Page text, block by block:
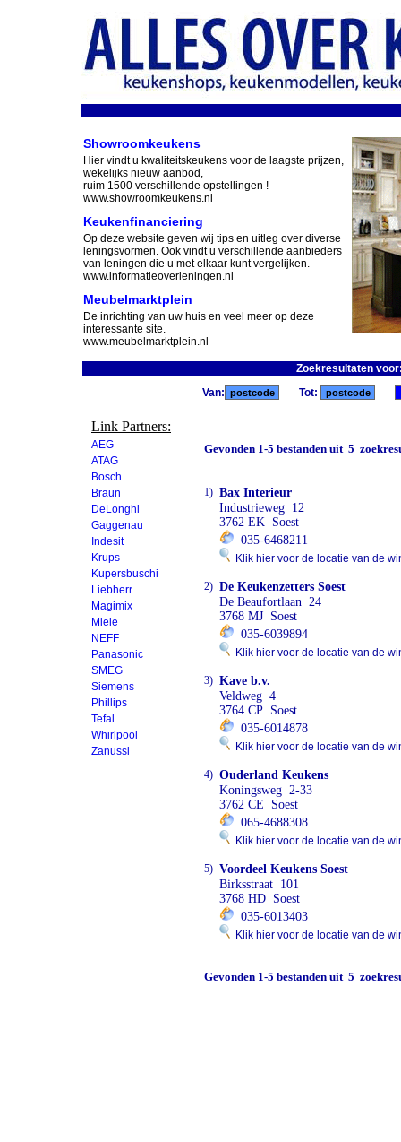
Showroomkeukens
Hier vindt u kwaliteitskeukens voor de laagste prijzen,
wekelijks nieuw aanbod,
ruim 1500 verschillende opstellingen !
www.showroomkeukens.nl
Keukenfinanciering
Op deze website geven wij tips en uitleg over diverse
leningsvormen. Ook vindt u verschillende aanbieders
van leningen die u met elkaar kunt vergelijken.
www.informatieoverleningen.nl
Meubelmarktplein
De inrichting van uw huis en veel meer op deze
interessante site.
www.meubelmarktplein.nl
Zoekresultaten
Link Partners:
AEG
ATAG
Bosch
Braun
DeLonghi
Gaggenau
Indesit
Krups
Kupersbuschi
Liebherr
Magimix
Miele
NEFF
Panasonic
SMEG
Siemens
Phillips
Tefal
Whirlpool
Zanussi
Van: Tot:
Gevonden 1-5 bestanden uit 5
1) Bax Interieur
Industrieweg 12
3762 EK Soest
035-6468211
Klik hier voor de locatie van de
2) De Keukenzetters Soest
De Beaufortlaan 24
3768 MJ Soest
035-6039894
Klik hier voor de locatie van de
3) Kave b.v.
Veldweg 4
3764 CP Soest
035-6014878
Klik hier voor de locatie van de
4) Ouderland Keukens
Koningsweg 2-33
3762 CE Soest
065-4688308
Klik hier voor de locatie van de
5) Voordeel Keukens Soest
Birksstraat 101
3768 HD Soest
035-6013403
Klik hier voor de locatie van de
Gevonden 1-5 bestanden uit 5